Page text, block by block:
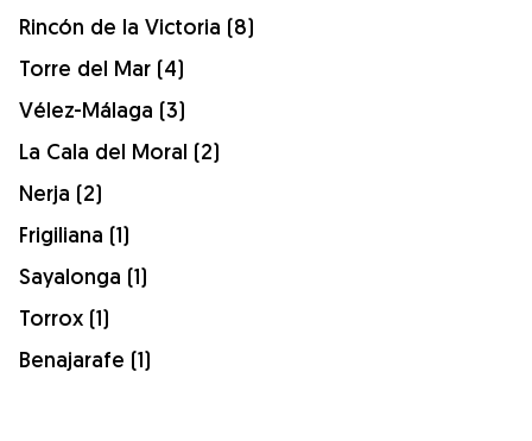
Rincón de la Victoria (8)
Torre del Mar (4)
Vélez-Málaga (3)
La Cala del Moral (2)
Nerja (2)
Frigiliana (1)
Sayalonga (1)
Torrox (1)
Benajarafe (1)